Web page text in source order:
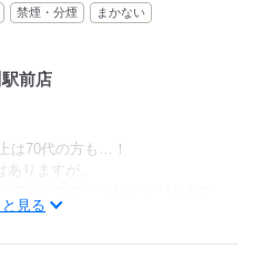
禁煙・分煙
まかない
前店
は70代の方も…！
りますが、
と見る